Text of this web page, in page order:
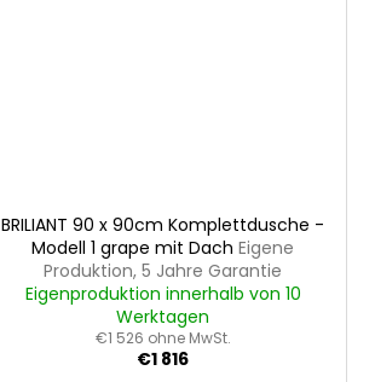
BRILIANT 90 x 90cm Komplettdusche -
Modell 1 grape mit Dach Eigene
Produktion, 5 Jahre Garantie
Eigenproduktion innerhalb von 10
Werktagen
€1 526 ohne MwSt.
€1 816